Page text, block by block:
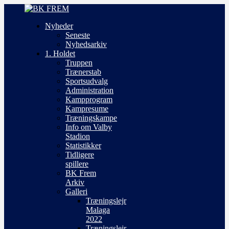
Nyheder
Seneste
Nyhedsarkiv
1. Holdet
Truppen
Trænerstab
Sportsudvalg
Administration
Kampprogram
Kampresume
Træningskampe
Info om Valby
Stadion
Statistikker
Tidligere
spillere
BK Frem
Arkiv
Galleri
Træningslejr
Malaga
2022